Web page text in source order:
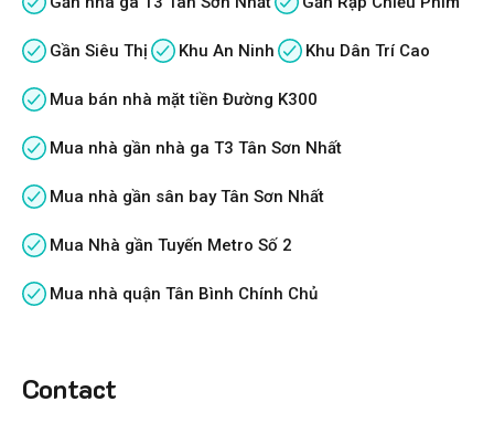
Gần Siêu Thị Khu An Ninh Khu Dân Trí Cao
Mua bán nhà mặt tiền Đường K300
Mua nhà gần nhà ga T3 Tân Sơn Nhất
Mua nhà gần sân bay Tân Sơn Nhất
Mua Nhà gần Tuyến Metro Số 2
Mua nhà quận Tân Bình Chính Chủ
Contact